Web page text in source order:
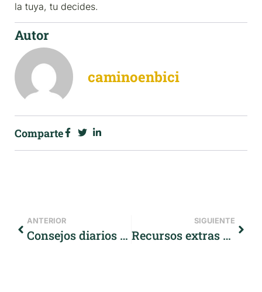
la tuya, tu decides.
Autor
caminoenbici
Comparte
ANTERIOR
Consejos diarios para tu pedaleo
SIGUIENTE
Recursos extras en el Camino de Santiago en bici